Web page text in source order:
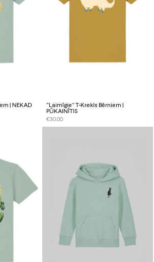
| NEKAD
“Laimīgie” T-Krekls Bērniem |
PŪKAINĪTIS
€30.00